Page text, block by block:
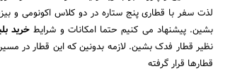
لذت سفر با قطاری پنج ستاره در دو کلاس اکونومی و
بشین. پیشنهاد می کنیم حتما امکانات و شرایط خرید
نظیر قطار فدک بشین. لازمه بدونین که این قطار در
قطارها قرار گرفته